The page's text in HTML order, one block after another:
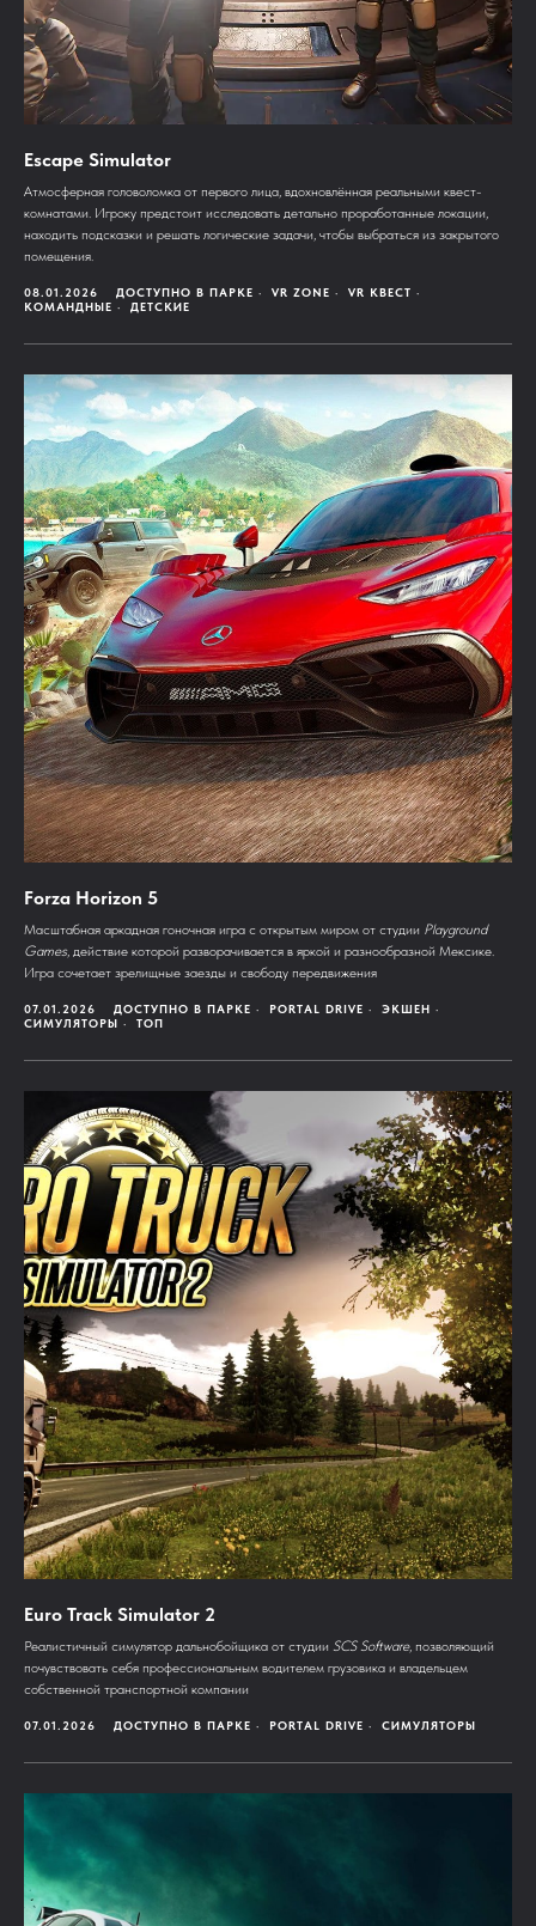
Escape Simulator
Aтмосферная головоломка от первого лица, вдохновлённая реальными квест-
комнатами. Игроку предстоит исследовать детально проработанные локации,
находить подсказки и решать логические задачи, чтобы выбраться из закрытого
помещения.
08.01.2026 ДОСТУПНО В ПАРКЕ VR ZONE
VR КВЕСТ
КОМАНДНЫЕ
ДЕТСКИЕ
Forza Horizon 5
Масштабная аркадная гоночная игра с открытым миром от студии Playground
Games, действие которой разворачивается в яркой и разнообразной Мексике.
Игра сочетает зрелищные заезды и свободу передвижения
07.01.2026 ДОСТУПНО В ПАРКЕ PORTAL DRIVE
ЭКШЕН
СИМУЛЯТОРЫ
ТОП
Euro Track Simulator 2
Реалистичный симулятор дальнобойщика от студии SCS Software, позволяющий
почувствовать себя профессиональным водителем грузовика и владельцем
собственной транспортной компании
07.01.2026 ДОСТУПНО В ПАРКЕ PORTAL DRIVE СИМУЛЯТОРЫ